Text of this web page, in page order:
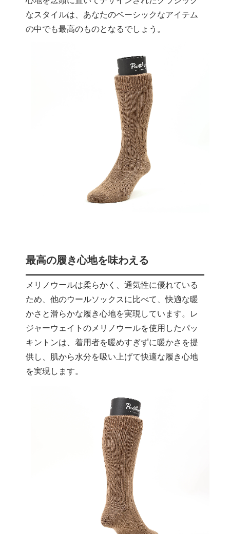
なスタイルは、あなたのベーシックなアイテム
の中でも最高のものとなるでしょう。
最高の履き心地を味わえる
メリノウールは柔らかく、通気性に優れている
ため、他のウールソックスに比べて、快適な暖
かさと滑らかな履き心地を実現しています。レ
ジャーウェイトのメリノウールを使用したパッ
キントンは、着用者を暖めすぎずに暖かさを提
供し、肌から水分を吸い上げて快適な履き心地
を実現します。